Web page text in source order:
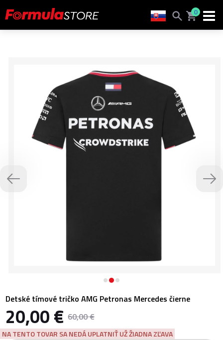
0
Detské tímové tričko AMG Petronas Mercedes čierne
20,00 €60,00 €
NA TENTO TOVAR SA NEDÁ UPLATNIŤ UŽ ŽIADNA ZĽAVA